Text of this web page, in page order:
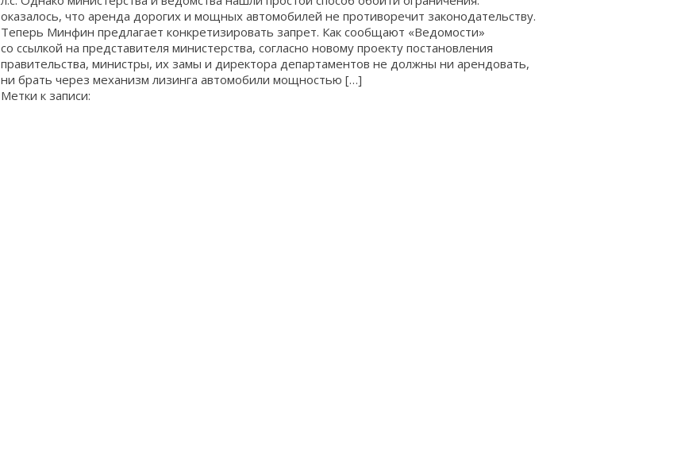
оказалось, что аренда дорогих и мощных автомобилей не противоречит законодательству.
Теперь Минфин предлагает конкретизировать запрет. Как сообщают «Ведомости»
со ссылкой на представителя министерства, согласно новому проекту постановления
правительства, министры, их замы и директора департаментов не должны ни арендовать,
ни брать через механизм лизинга автомобили мощностью […]
Метки к записи: